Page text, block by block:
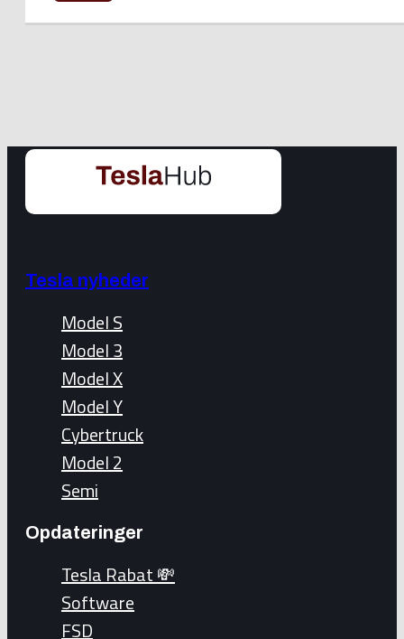
Tesla nyheder
Model S
Model 3
Model X
Model Y
Cybertruck
Model 2
Semi
Opdateringer
Tesla Rabat 💸
Software
FSD